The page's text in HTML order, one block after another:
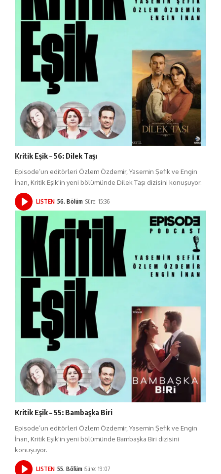
Kritik Eşik – 56: Dilek Taşı
Episode’un editörleri Özlem Özdemir, Yasemin Şefik ve Engin
İnan, Kritik Eşik'in yeni bölümünde Dilek Taşı dizisini konuşuyor.
LISTEN 56. Bölüm Süre: 15:36
Kritik Eşik – 55: Bambaşka Biri
Episode’un editörleri Özlem Özdemir, Yasemin Şefik ve Engin
İnan, Kritik Eşik'in yeni bölümünde Bambaşka Biri dizisini
konuşuyor.
LISTEN 55. Bölüm Süre: 19:07